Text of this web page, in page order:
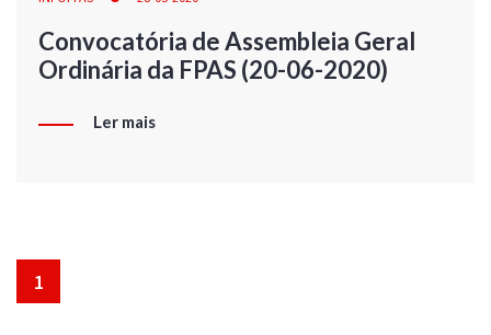
Convocatória de Assembleia Geral
Ordinária da FPAS (20-06-2020)
Ler mais
1